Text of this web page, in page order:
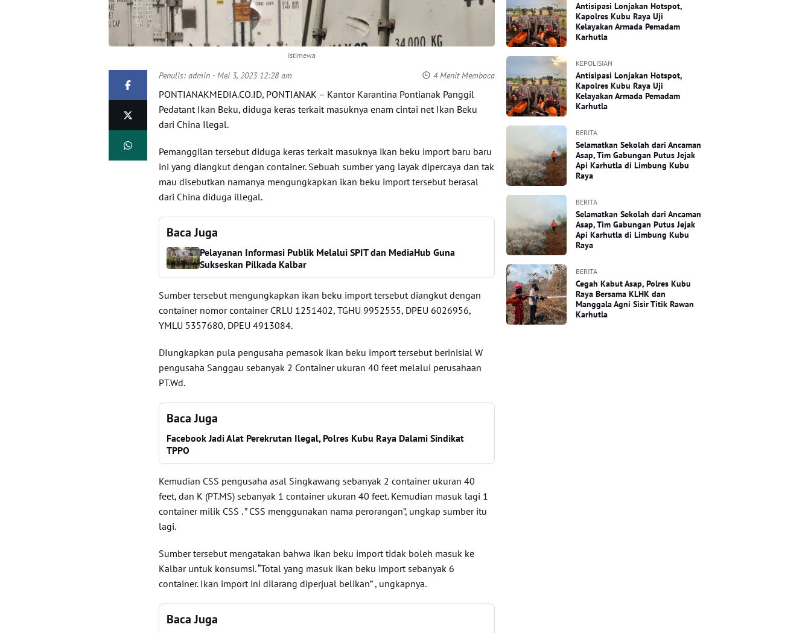
Istimewa
Penulis:admin - Mei 3, 2023 12:28 am 4 Menit Membaca
PONTIANAKMEDIA.CO.ID, PONTIANAK – Kantor Karantina Pontianak Panggil
Pedatant Ikan Beku, diduga keras terkait masuknya enam cintai net Ikan Beku
dari China Ilegal.
Pemanggilan tersebut diduga keras terkait masuknya ikan beku import baru baru
ini yang diangkut dengan container. Sebuah sumber yang layak dipercaya dan tak
mau disebutkan namanya mengungkapkan ikan beku import tersebut berasal
dari China diduga illegal.
Baca Juga
Pelayanan Informasi Publik Melalui SPIT dan MediaHub Guna
Sukseskan Pilkada Kalbar
Sumber tersebut mengungkapkan ikan beku import tersebut diangkut dengan
container nomor container CRLU 1251402, TGHU 9952555, DPEU 6026956,
YMLU 5357680, DPEU 4913084.
DIungkapkan pula pengusaha pemasok ikan beku import tersebut berinisial W
pengusaha Sanggau sebanyak 2 Container ukuran 40 feet melalui perusahaan
PT.Wd.
Baca Juga
Facebook Jadi Alat Perekrutan Ilegal, Polres Kubu Raya Dalami Sindikat
TPPO
Kemudian CSS pengusaha asal Singkawang sebanyak 2 container ukuran 40
feet, dan K (PT.MS) sebanyak 1 container ukuran 40 feet. Kemudian masuk lagi 1
container milik CSS . ” CSS menggunakan nama perorangan”, ungkap sumber itu
lagi.
Sumber tersebut mengatakan bahwa ikan beku import tidak boleh masuk ke
Kalbar untuk konsumsi. “Total yang masuk ikan beku import sebanyak 6
container. Ikan import ini dilarang diperjual belikan” , ungkapnya.
Baca Juga
Antisipasi Lonjakan Hotspot,
Kapolres Kubu Raya Uji
Kelayakan Armada Pemadam
Karhutla
KEPOLISIAN
Antisipasi Lonjakan Hotspot,
Kapolres Kubu Raya Uji
Kelayakan Armada Pemadam
Karhutla
BERITA
Selamatkan Sekolah dari Ancaman
Asap, Tim Gabungan Putus Jejak
Api Karhutla di Limbung Kubu
Raya
BERITA
Selamatkan Sekolah dari Ancaman
Asap, Tim Gabungan Putus Jejak
Api Karhutla di Limbung Kubu
Raya
BERITA
Cegah Kabut Asap, Polres Kubu
Raya Bersama KLHK dan
Manggala Agni Sisir Titik Rawan
Karhutla